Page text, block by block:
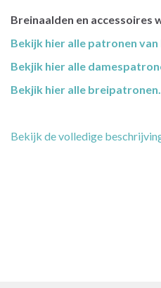
Breinaalden en accessoires
Bekijk hier alle patronen van
Bekjik hier alle
Bekjik hier alle breipatronen.
Bekijk de volledige